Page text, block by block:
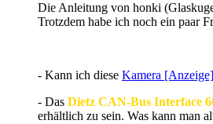
Die Anleitung von honki
Trotzdem habe ich noch ein paar
- Kann ich diese Kamera [Anzeige]
- Das Dietz CAN-Bus Interface
erhältlich zu sein. Was kann man